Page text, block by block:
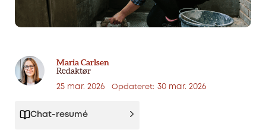
Maria Carlsen
Redaktør
25 mar. 2026 Opdateret: 30 mar. 2026
Chat-resumé